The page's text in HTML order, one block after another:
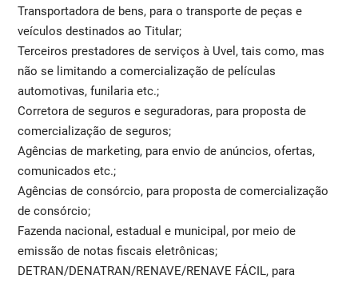
Transportadora de bens, para o transporte de peças e
veículos destinados ao Titular;
Terceiros prestadores de serviços à Uvel, tais como, mas
não se limitando a comercialização de películas
automotivas, funilaria etc.;
Corretora de seguros e seguradoras, para proposta de
comercialização de seguros;
Agências de marketing, para envio de anúncios, ofertas,
comunicados etc.;
Agências de consórcio, para proposta de comercialização
de consórcio;
Fazenda nacional, estadual e municipal, por meio de
emissão de notas fiscais eletrônicas;
DETRAN/DENATRAN/RENAVE/RENAVE FÁCIL, para